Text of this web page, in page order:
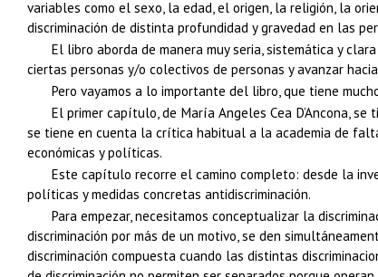
variables como el sexo, la edad, el origen, la religión, la
discriminación de distinta profundidad y gravedad en las
El libro aborda de manera muy seria, sistemática y
ciertas personas y/o colectivos de personas y avanzar
Pero vayamos a lo importante del libro, que tiene
El primer capítulo, de María Angeles Cea D’Ancona, se
se tiene en cuenta la crítica habitual a la academia de
económicas y políticas.
Este capítulo recorre el camino completo: desde la
políticas y medidas concretas antidiscriminación.
Para empezar, necesitamos conceptualizar la
discriminación por más de un motivo, se den
discriminación compuesta cuando las distintas